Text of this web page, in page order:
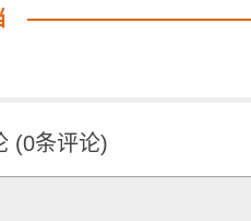
(0条评论)